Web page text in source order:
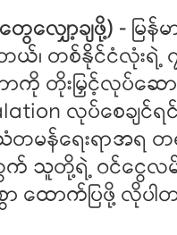
လျှော့ချဖို့) - မြ
ယ်၊ တစ်နိုင်ငံလုံးရဲ့
ကို တိုးမြှင့်လုပ်ဆေ
လုပ်စေချင်
န်ရေးရာအရ တရ
သူတို့ရဲ့ ဝင်ငွေလမ်
ထောက်ပြဖို့ လိုပါ